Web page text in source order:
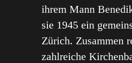
ihrem Mann
sie 1945 ein
Zürich. Zusammen
zahlreiche